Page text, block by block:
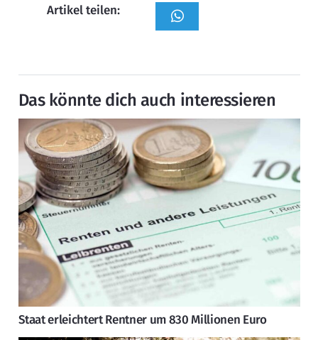
Artikel teilen:
Das könnte dich auch interessieren
Staat erleichtert Rentner um 830 Millionen Euro